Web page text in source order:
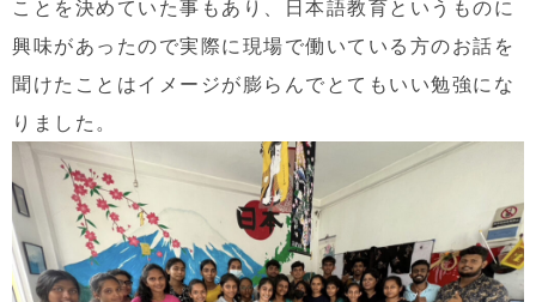
ことを決めていた事もあり、日本語教育というものに
興味があったので実際に現場で働いている方のお話を
聞けたことはイメージが膨らんでとてもいい勉強にな
りました。